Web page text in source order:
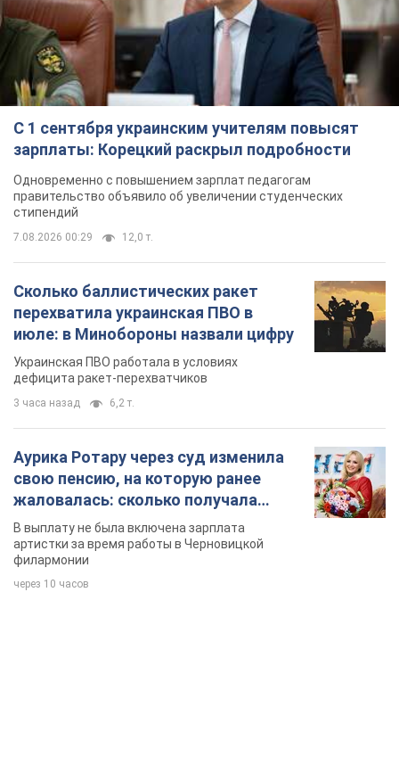
С 1 сентября украинским учителям повысят
зарплаты: Корецкий раскрыл подробности
Одновременно с повышением зарплат педагогам
правительство объявило об увеличении студенческих
стипендий
7.08.2026 00:29 12,0 т.
Сколько баллистических ракет
перехватила украинская ПВО в
июле: в Минобороны назвали цифру
Украинская ПВО работала в условиях
дефицита ракет-перехватчиков
3 часа назад 6,2 т.
Аурика Ротару через суд изменила
свою пенсию, на которую ранее
жаловалась: сколько получала
певица
В выплату не была включена зарплата
артистки за время работы в Черновицкой
филармонии
через 10 часов